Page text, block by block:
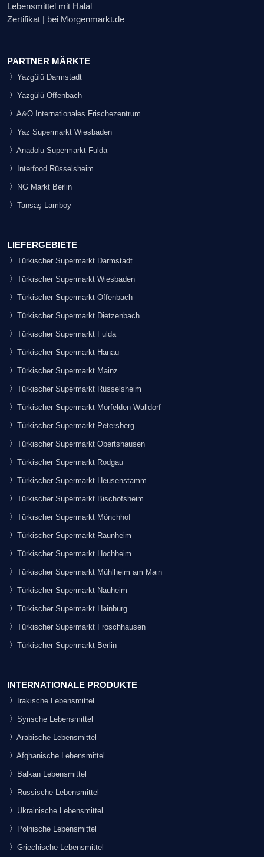
Lebensmittel mit Halal
Zertifikat | bei Morgenmarkt.de
PARTNER MÄRKTE
Yazgülü Darmstadt
Yazgülü Offenbach
A&O Internationales Frischezentrum
Yaz Supermarkt Wiesbaden
Anadolu Supermarkt Fulda
Interfood Rüsselsheim
NG Markt Berlin
Tansaş Lamboy
LIEFERGEBIETE
Türkischer Supermarkt Darmstadt
Türkischer Supermarkt Wiesbaden
Türkischer Supermarkt Offenbach
Türkischer Supermarkt Dietzenbach
Türkischer Supermarkt Fulda
Türkischer Supermarkt Hanau
Türkischer Supermarkt Mainz
Türkischer Supermarkt Rüsselsheim
Türkischer Supermarkt Mörfelden-Walldorf
Türkischer Supermarkt Petersberg
Türkischer Supermarkt Obertshausen
Türkischer Supermarkt Rodgau
Türkischer Supermarkt Heusenstamm
Türkischer Supermarkt Bischofsheim
Türkischer Supermarkt Mönchhof
Türkischer Supermarkt Raunheim
Türkischer Supermarkt Hochheim
Türkischer Supermarkt Mühlheim am Main
Türkischer Supermarkt Nauheim
Türkischer Supermarkt Hainburg
Türkischer Supermarkt Froschhausen
Türkischer Supermarkt Berlin
INTERNATIONALE PRODUKTE
Irakische Lebensmittel
Syrische Lebensmittel
Arabische Lebensmittel
Afghanische Lebensmittel
Balkan Lebensmittel
Russische Lebensmittel
Ukrainische Lebensmittel
Polnische Lebensmittel
Griechische Lebensmittel